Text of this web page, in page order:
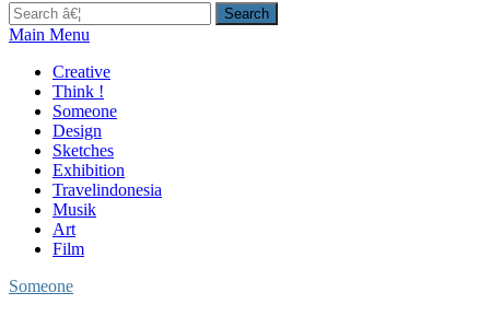
Search
for:
Main Menu
Creative
Think !
Someone
Design
Sketches
Exhibition
Travelindonesia
Musik
Art
Film
Someone